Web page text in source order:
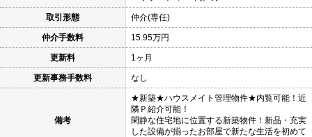
取引形態 仲介(専任)
仲介手数料 15.95万円
更新料 1ヶ月
更新事務手数料 なし
備考
★新築★ハウスメイト管理物件★内覧可能！近
隣Ｐ紹介可能！
閑静な住宅地に位置する新築物件！新品・充実
した設備が揃ったお部屋で新たな生活を初めて